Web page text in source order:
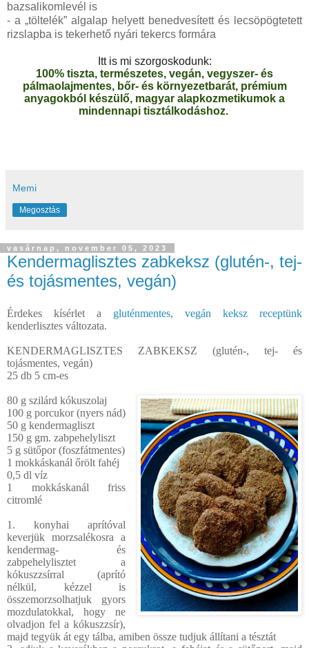
bazsalikomlevél is
- a „töltelék” algalap helyett benedvesített és lecsöpögtetett
rizslapba is tekerhető nyári tekercs formára
Itt is mi szorgoskodunk:
100% tiszta, természetes, vegán, vegyszer- és
pálmaolajmentes, bőr- és környezetbarát, prémium
anyagokból készülő, magyar alapkozmetikumok a
mindennapi tisztálkodáshoz.
Memi
Megosztás
vasárnap, november 05, 2023
Kendermaglisztes zabkeksz (glutén-, tej-
és tojásmentes, vegán)
Érdekes kísérlet a gluténmentes, vegán keksz receptünk
kenderlisztes változata.
KENDERMAGLISZTES ZABKEKSZ (glutén-, tej- és
tojásmentes, vegán)
25 db 5 cm-es
80 g szilárd kókuszolaj
100 g porcukor (nyers nád)
50 g kendermagliszt
150 g gm. zabpehelyliszt
5 g sütőpor (foszfátmentes)
1 mokkáskanál őrölt fahéj
0,5 dl víz
1 mokkáskanál friss
citromlé
1. konyhai aprítóval
keverjük morzsalékosra a
kendermag- és
zabpehelylisztet a
kókuszzsírral (aprító
nélkül, kézzel is
összemorzsolhatjuk gyors
mozdulatokkal, hogy ne
olvadjon fel a kókuszzsír),
majd tegyük át egy tálba, amiben össze tudjuk állítani a tésztát